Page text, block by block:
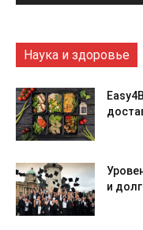
Наука и здоровье
и